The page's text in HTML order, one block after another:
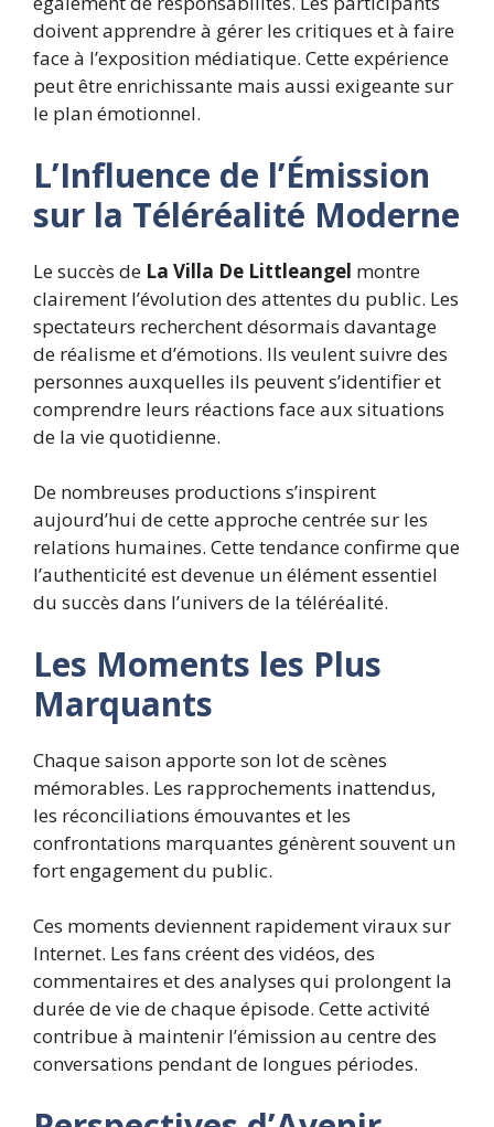
doivent apprendre à gérer les critiques et à faire
face à l’exposition médiatique. Cette expérience
peut être enrichissante mais aussi exigeante sur
le plan émotionnel.
L’Influence de l’Émission
sur la Téléréalité Moderne
Le succès de La Villa De Littleangel montre
clairement l’évolution des attentes du public. Les
spectateurs recherchent désormais davantage
de réalisme et d’émotions. Ils veulent suivre des
personnes auxquelles ils peuvent s’identifier et
comprendre leurs réactions face aux situations
de la vie quotidienne.
De nombreuses productions s’inspirent
aujourd’hui de cette approche centrée sur les
relations humaines. Cette tendance confirme que
l’authenticité est devenue un élément essentiel
du succès dans l’univers de la téléréalité.
Les Moments les Plus
Marquants
Chaque saison apporte son lot de scènes
mémorables. Les rapprochements inattendus,
les réconciliations émouvantes et les
confrontations marquantes génèrent souvent un
fort engagement du public.
Ces moments deviennent rapidement viraux sur
Internet. Les fans créent des vidéos, des
commentaires et des analyses qui prolongent la
durée de vie de chaque épisode. Cette activité
contribue à maintenir l’émission au centre des
conversations pendant de longues périodes.